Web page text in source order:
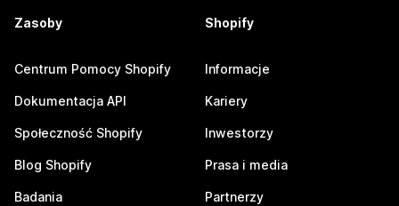
Zasoby
Centrum Pomocy Shopify
Dokumentacja API
Społeczność Shopify
Blog Shopify
Badania
Shopify
Informacje
Kariery
Inwestorzy
Prasa i media
Partnerzy